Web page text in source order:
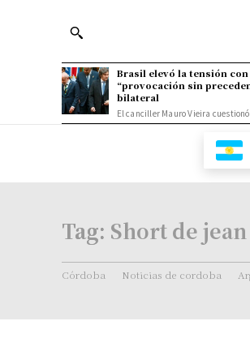
Brasil elevó la tensión
“provocación sin
bilateral
El canciller Mauro Vieira
Tag: Short de jean
Córdoba Noticias de cordoba